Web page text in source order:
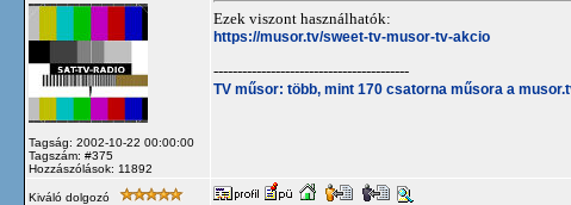
Tagság: 2002-10-22 00:00:00
Tagszám: #375
Hozzászólások: 11892
Ezek viszont használhatók:
https://musor.tv/sweet-tv-musor-tv-akcio
-----------------------------------------
TV műsor: több, mint 170 csatorna műsora a
Kiváló dolgozó